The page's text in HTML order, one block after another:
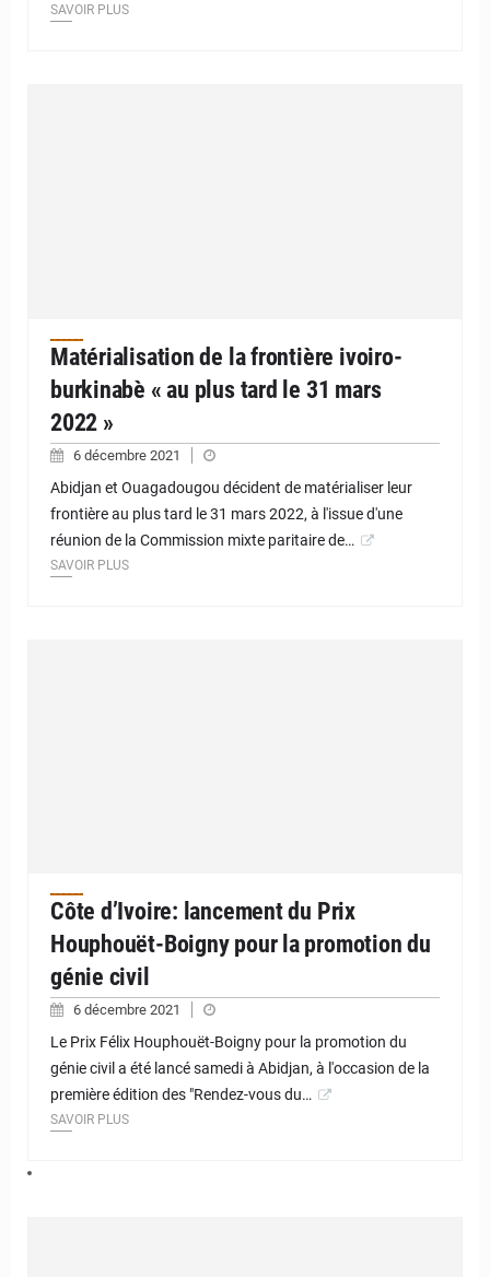
SAVOIR PLUS
Matérialisation de la frontière ivoiro-
burkinabè « au plus tard le 31 mars
2022 »
6 décembre 2021
Abidjan et Ouagadougou décident de matérialiser leur
frontière au plus tard le 31 mars 2022, à l'issue d'une
réunion de la Commission mixte paritaire de…
SAVOIR PLUS
Côte d’Ivoire: lancement du Prix
Houphouët-Boigny pour la promotion du
génie civil
6 décembre 2021
Le Prix Félix Houphouët-Boigny pour la promotion du
génie civil a été lancé samedi à Abidjan, à l'occasion de la
première édition des "Rendez-vous du…
SAVOIR PLUS